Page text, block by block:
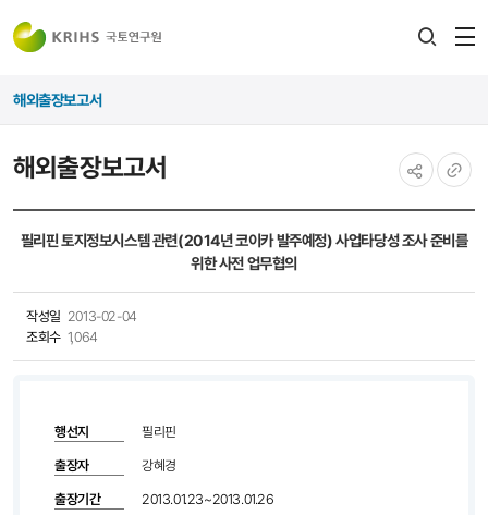
해외출장보고서
해외출장보고서
복사
필리핀 토지정보시스템 관련(2014년 코이카 발주예정) 사업타당성 조사 준비를
위한 사전 업무협의
작성일 2013-02-04
조회수 1,064
행선지 필리핀
출장자 강혜경
출장기간 2013.01.23~2013.01.26